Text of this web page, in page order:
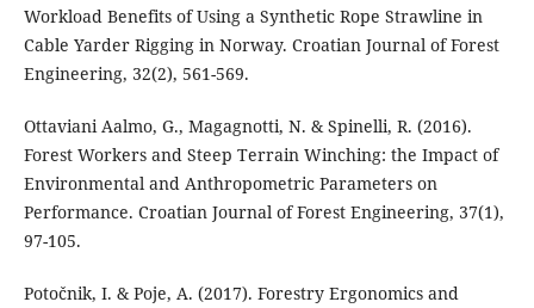
Workload Benefits of Using a Synthetic Rope Strawline in
Cable Yarder Rigging in Norway. Croatian Journal of Forest
Engineering, 32(2), 561-569.
Ottaviani Aalmo, G., Magagnotti, N. & Spinelli, R. (2016).
Forest Workers and Steep Terrain Winching: the Impact of
Environmental and Anthropometric Parameters on
Performance. Croatian Journal of Forest Engineering, 37(1),
97-105.
Potočnik, I. & Poje, A. (2017). Forestry Ergonomics and